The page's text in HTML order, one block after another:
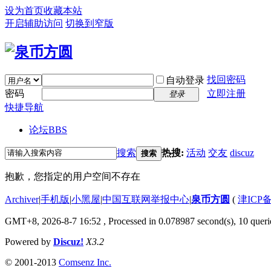
设为首页收藏本站
开启辅助访问 切换到窄版
自动登录 找回密码
密码
登录
立即注册
快捷导航
论坛BBS
搜索 搜索 热搜: 活动 交友 discuz
抱歉，您指定的用户空间不存在
Archiver|手机版|小黑屋|中国互联网举报中心|泉币方圆 ( 津ICP
GMT+8, 2026-8-7 16:52 , Processed in 0.078987 second(s), 10
Powered by Discuz! X3.2
© 2001-2013 Comsenz Inc.